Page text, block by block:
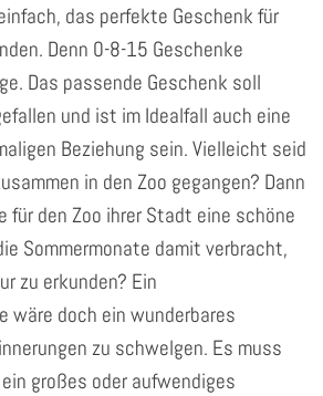
das perfekte Geschenk für
Denn 0-8-15 Geschenke
Das passende Geschenk soll
und ist im Idealfall auch eine
Beziehung sein. Vielleicht seid
in den Zoo gegangen? Dann
den Zoo ihrer Stadt eine schöne
Sommermonate damit verbracht,
zu erkunden? Ein
wäre doch ein wunderbares
zu schwelgen. Es muss
großes oder aufwendiges